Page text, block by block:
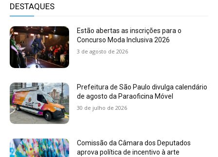
DESTAQUES
Estão abertas as inscrições para o
Concurso Moda Inclusiva 2026
3 de agosto de 2026
Prefeitura de São Paulo divulga calendário
de agosto da Paraoficina Móvel
30 de julho de 2026
Comissão da Câmara dos Deputados
aprova política de incentivo à arte